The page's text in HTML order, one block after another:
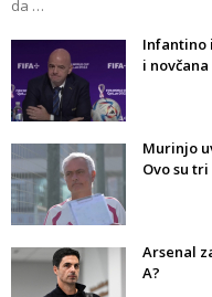
da …
Infantino
i
Murinjo
Ovo su
Arsenal
A?